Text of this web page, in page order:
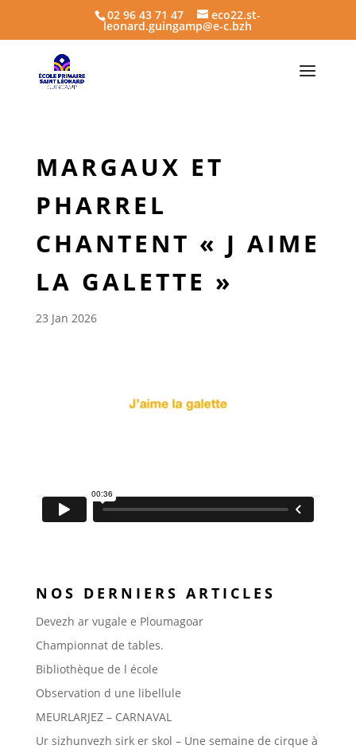
02 96 43 71 47 eco22.st-
leonard.guingamp@e-c.bzh
MARGAUX ET
PHARREL
CHANTENT « J AIME
LA GALETTE »
23 Jan 2026
NOS DERNIERS ARTICLES
Devezh ar vugale e Ploumagoar
Championnat de tables.
Bibliothèque de l école
Observation d une libellule
MEURLARJEZ – CARNAVAL
Ur sizhunvezh sirk er skol – Une semaine de cirque à